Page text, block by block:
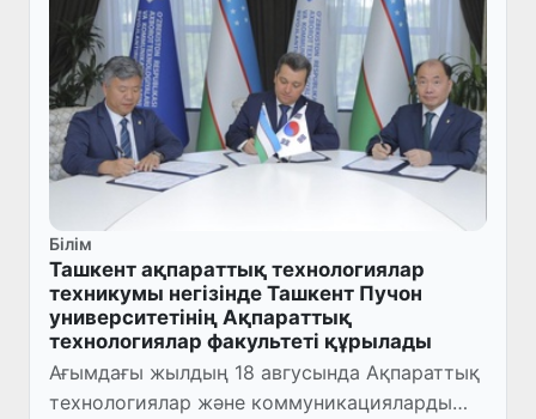
Білім
Ташкент ақпараттық технологиялар
техникумы негізінде Ташкент Пучон
университетінің Ақпараттық
технологиялар факультеті құрылады
Ағымдағы жылдың 18 авгусында Ақпараттық
технологиялар және коммуникацияларды